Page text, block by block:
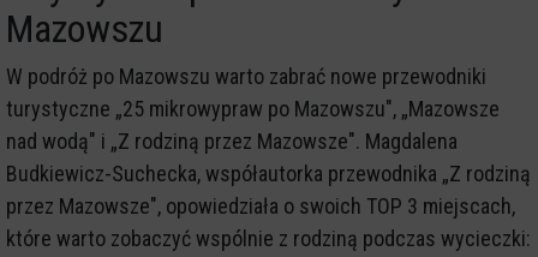
Mazowszu
W podróż po Mazowszu warto zabrać nowe przewodniki
turystyczne „25 mikrowypraw po Mazowszu", „Mazowsze
nad wodą" i „Z rodziną przez Mazowsze". Magdalena
Budkiewicz-Suchecka, współautorka przewodnika „Z rodziną
przez Mazowsze", opowiedziała o swoich TOP 3 miejscach,
które warto zobaczyć wspólnie z rodziną podczas wycieczki: